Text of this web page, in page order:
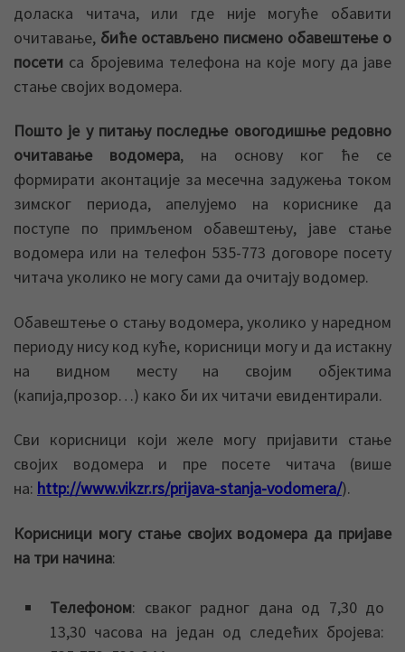
доласка читача, или где није могуће обавити
очитавање, биће остављено писмено обавештење о
посети са бројевима телефона на које могу да јаве
стање својих водомера.
Пошто је у питању последње овогодишње редовно
очитавање водомера, на основу ког ће се
формирати аконтације за месечна задужења током
зимског периода, апелујемо на кориснике да
поступе по примљеном обавештењу, јаве стање
водомера или на телефон 535-773 договоре посету
читача уколико не могу сами да очитају водомер.
Обавештење о стању водомера, уколико у наредном
периоду нису код куће, корисници могу и да истакну
на видном месту на својим објектима
(капија,прозор…) како би их читачи евидентирали.
Сви корисници који желе могу пријавити стање
својих водомера и пре посете читача (више
на: http://www.vikzr.rs/prijava-stanja-vodomera/).
Корисници могу стање својих водомера да пријаве
на три начина:
Телефоном: сваког радног дана од 7,30 до
13,30 часова на један од следећих бројева: